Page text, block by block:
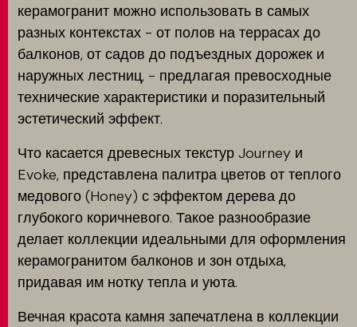
керамогранит можно использовать в самых
разных контекстах - от полов на террасах до
балконов, от садов до подъездных дорожек и
наружных лестниц, - предлагая превосходные
технические характеристики и поразительный
эстетический эффект.
Что касается древесных текстур Journey и
Evoke, представлена палитра цветов от теплого
медового (Honey) с эффектом дерева до
глубокого коричневого. Такое разнообразие
делает коллекции идеальными для оформления
керамогранитом балконов и зон отдыха,
придавая им нотку тепла и уюта.
Вечная красота камня запечатлена в коллекции